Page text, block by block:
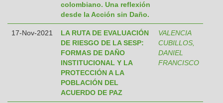
colombiano. Una reflexión
desde la Acción sin Daño.
17-Nov-2021
LA RUTA DE EVALUACIÓN
DE RIESGO DE LA SESP:
FORMAS DE DAÑO
INSTITUCIONAL Y LA
PROTECCIÓN A LA
POBLACIÓN DEL
ACUERDO DE PAZ
VALENCIA
CUBILLOS,
DANIEL
FRANCISCO